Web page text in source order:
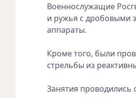
Военнослужащие
и ружья с дробовыми
аппараты.
Кроме того, были
стрельбы из
Занятия проводились